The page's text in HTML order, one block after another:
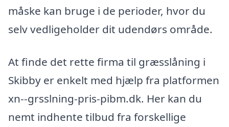
måske kan bruge i de perioder, hvor du
selv vedligeholder dit udendørs område.
At finde det rette firma til græsslåning i
Skibby er enkelt med hjælp fra platformen
xn--grsslning-pris-pibm.dk. Her kan du
nemt indhente tilbud fra forskellige